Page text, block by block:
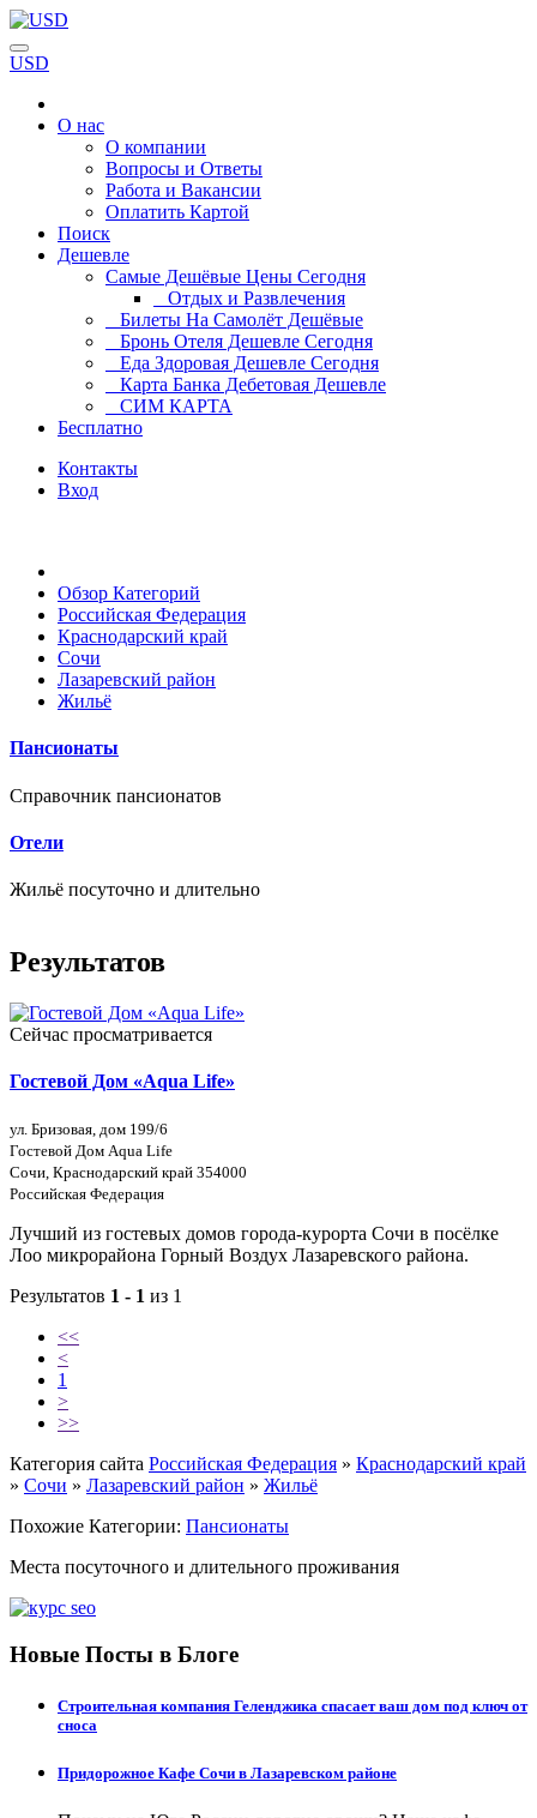
USD
О нас
О компании
Вопросы и Ответы
Работа и Вакансии
Оплатить Картой
Поиск
Дешевле
Самые Дешёвые Цены Сегодня
Отдых и Развлечения
Билеты На Самолёт Дешёвые
Бронь Отеля Дешевле Сегодня
Еда Здоровая Дешевле Сегодня
Карта Банка Дебетовая Дешевле
СИМ КАРТА
Бесплатно
Контакты
Вход
Обзор Категорий
Российская Федерация
Краснодарский край
Сочи
Лазаревский район
Жильё
Пансионаты
Справочник пансионатов
Отели
Жильё посуточно и длительно
Результатов
Сейчас просматривается
Гостевой Дом «Aqua Life»
ул. Бризовая, дом 199/6
Гостевой Дом Aqua Life
Сочи, Краснодарский край 354000
Российская Федерация
Лучший из гостевых домов города-курорта Сочи в посёлке
Лоо микрорайона Горный Воздух Лазаревского района.
Результатов 1 - 1 из 1
<<
<
1
>
>>
Категория сайта Российская Федерация » Краснодарский край
» Сочи » Лазаревский район » Жильё
Похожие Категории: Пансионаты
Места посуточного и длительного проживания
Новые Посты в Блоге
Строительная компания Геленджика спасает ваш дом под ключ от
сноса
Придорожное Кафе Сочи в Лазаревском районе